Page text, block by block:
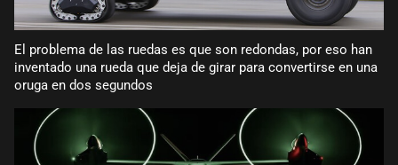
El problema de las ruedas es que son redondas, por eso han
inventado una rueda que deja de girar para convertirse en una
oruga en dos segundos